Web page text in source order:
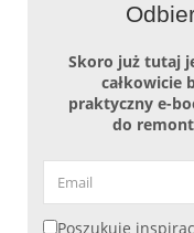
Skoro już tutaj
całkowicie
praktyczny e-
do
Poszukuję